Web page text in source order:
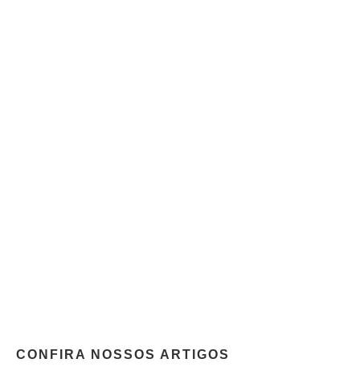
CONFIRA NOSSOS ARTIGOS